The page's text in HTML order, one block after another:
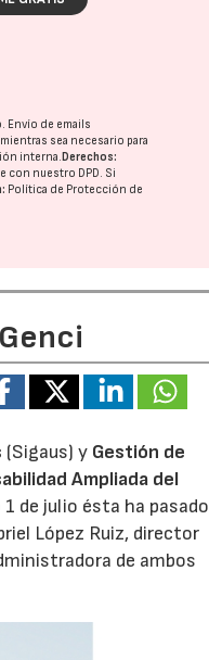
Envío de emails
sea necesario para
interna. Derechos:
con nuestro DPD. Si
Política de Protección de
(Sigaus) y Gestión de
Ampliada del
de julio ésta ha pasado
López Ruiz, director
de ambos